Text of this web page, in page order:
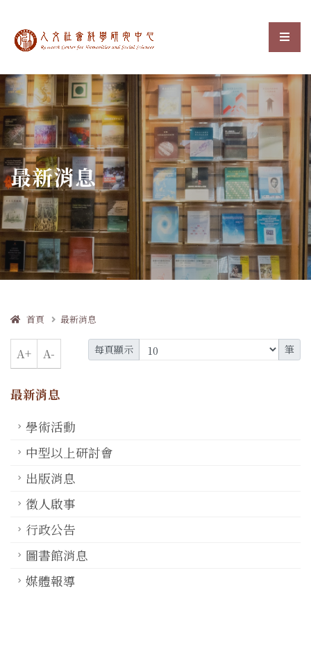
中央研究院人文社會科選
:::
最新消息
首頁 最新消息
A+ A- 每頁顯示 筆
最新消息
學術活動
中型以上研討會
出版消息
徵人啟事
行政公告
圖書館消息
媒體報導